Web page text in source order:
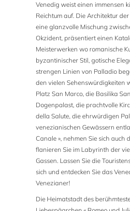
Venedig weist einen immensen
Reichtum auf. Die Architektur
eine glanzvolle Mischung
Okzident, präsentiert einen
Meisterwerken wo romanische
byzantinischer Stil, gotische
strengen Linien von Palladio
den vielen Sehenswürdigkeiten
Platz San Marco, die Basilika
Dogenpalast, die prachtvolle
della Salute, die ehrwürdigen
venezianischen Gewässern
Canale », nehmen Sie sich auch
flanieren Sie im Labyrinth der
Gassen. Lassen Sie die
sich und entdecken Sie das
Venezianer!
Die Heimatstadt des